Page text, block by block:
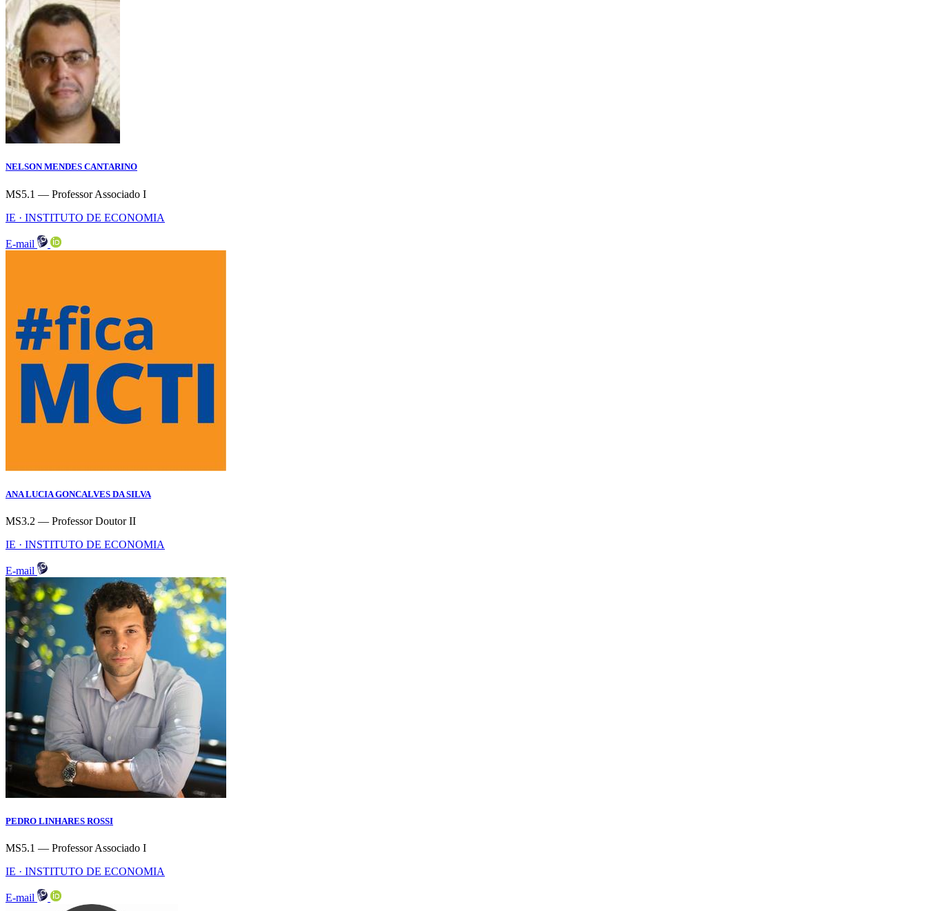
NELSON MENDES CANTARINO
MS5.1 — Professor Associado I
IE · INSTITUTO DE ECONOMIA
E-mail
ANA LUCIA GONCALVES DA SILVA
MS3.2 — Professor Doutor II
IE · INSTITUTO DE ECONOMIA
E-mail
PEDRO LINHARES ROSSI
MS5.1 — Professor Associado I
IE · INSTITUTO DE ECONOMIA
E-mail